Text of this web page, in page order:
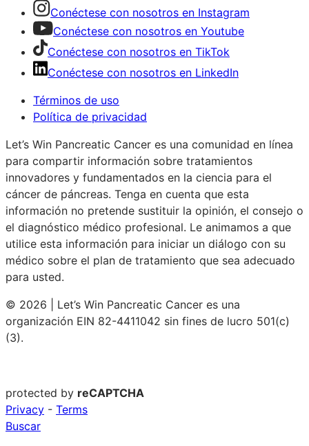
Conéctese con nosotros en Instagram
Conéctese con nosotros en Youtube
Conéctese con nosotros en TikTok
Conéctese con nosotros en LinkedIn
Términos de uso
Política de privacidad
Let’s Win Pancreatic Cancer es una comunidad en línea
para compartir información sobre tratamientos
innovadores y fundamentados en la ciencia para el
cáncer de páncreas. Tenga en cuenta que esta
información no pretende sustituir la opinión, el consejo o
el diagnóstico médico profesional. Le animamos a que
utilice esta información para iniciar un diálogo con su
médico sobre el plan de tratamiento que sea adecuado
para usted.
© 2026 | Let’s Win Pancreatic Cancer es una
organización EIN 82-4411042 sin fines de lucro 501(c)
(3).
protected by reCAPTCHA
Privacy - Terms
Buscar